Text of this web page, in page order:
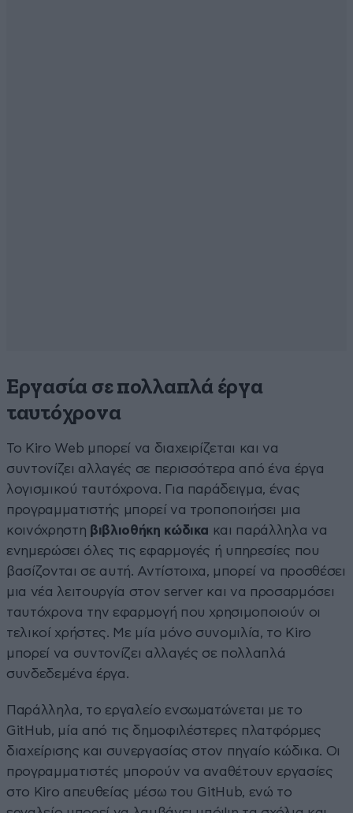
Εργασία σε πολλαπλά έργα
ταυτόχρονα
Το Kiro Web μπορεί να διαχειρίζεται και να
συντονίζει αλλαγές σε περισσότερα από ένα έργα
λογισμικού ταυτόχρονα. Για παράδειγμα, ένας
προγραμματιστής μπορεί να τροποποιήσει μια
κοινόχρηστη βιβλιοθήκη κώδικα και παράλληλα να
ενημερώσει όλες τις εφαρμογές ή υπηρεσίες που
βασίζονται σε αυτή. Αντίστοιχα, μπορεί να προσθέσει
μια νέα λειτουργία στον server και να προσαρμόσει
ταυτόχρονα την εφαρμογή που χρησιμοποιούν οι
τελικοί χρήστες. Με μία μόνο συνομιλία, το Kiro
μπορεί να συντονίζει αλλαγές σε πολλαπλά
συνδεδεμένα έργα.
Παράλληλα, το εργαλείο ενσωματώνεται με το
GitHub, μία από τις δημοφιλέστερες πλατφόρμες
διαχείρισης και συνεργασίας στον πηγαίο κώδικα. Οι
προγραμματιστές μπορούν να αναθέτουν εργασίες
στο Kiro απευθείας μέσω του GitHub, ενώ το